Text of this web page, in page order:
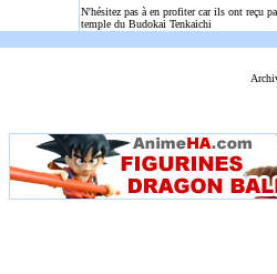
N'hésitez pas à en profiter car ils ont reçu
temple du Budokai Tenkaichi